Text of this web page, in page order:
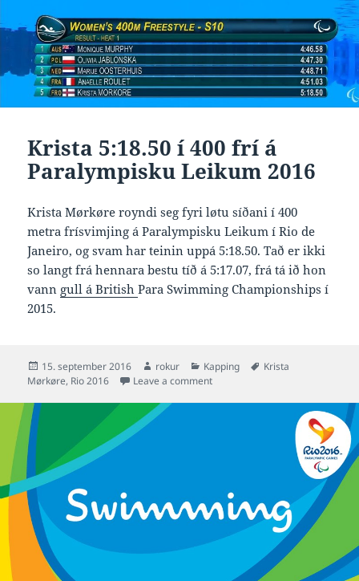
Krista 5:18.50 í 400 frí á
Paralympisku Leikum 2016
Krista Mørkøre royndi seg fyri løtu síðani í 400
metra frísvimjing á Paralympisku Leikum í Rio de
Janeiro, og svam har teinin uppá 5:18.50. Tað er ikki
so langt frá hennara bestu tíð á 5:17.07, frá tá ið hon
vann gull á BritishPara Swimming Championships í
2015.
Posted
on
15. september 2016 Author
rokur Categories
Kapping Tags
Krista
Mørkøre, Rio 2016 Leave a commenton Krista 5:18.50 í 400 frí á